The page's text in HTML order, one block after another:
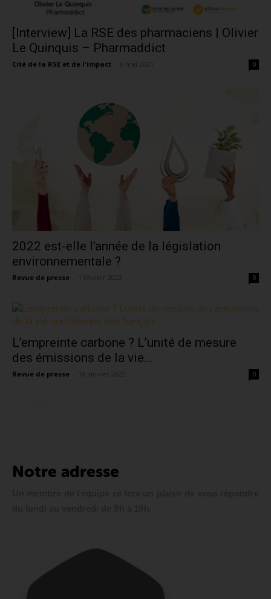
[Interview] La RSE des pharmaciens | Olivier
Le Quinquis – Pharmaddict
Cité de la RSE et de l'impact 6 mai 2021 0
2022 est-elle l’année de la législation
environnementale ?
Revue de presse 1 février 2022 0
L’empreinte carbone ? L’unité de mesure
des émissions de la vie...
Revue de presse 0
Notre adresse